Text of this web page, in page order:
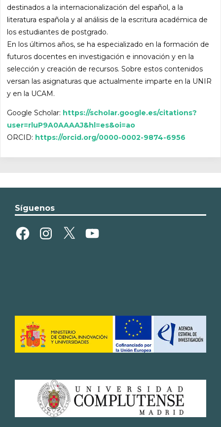
destinados a la internacionalización del español, a la
literatura española y al análisis de la escritura académica de
los estudiantes de postgrado.
En los últimos años, se ha especializado en la formación de
futuros docentes en investigación e innovación y en la
selección y creación de recursos. Sobre estos contenidos
versan las asignaturas que actualmente imparte en la UNIR
y en la UCAM.
Google Scholar: https://scholar.google.es/citations?
user=rluP9A0AAAAJ&hl=es&oi=ao
ORCID: https://orcid.org/0000-0002-9874-6956
Síguenos
FacebookInstagram
X YouTube